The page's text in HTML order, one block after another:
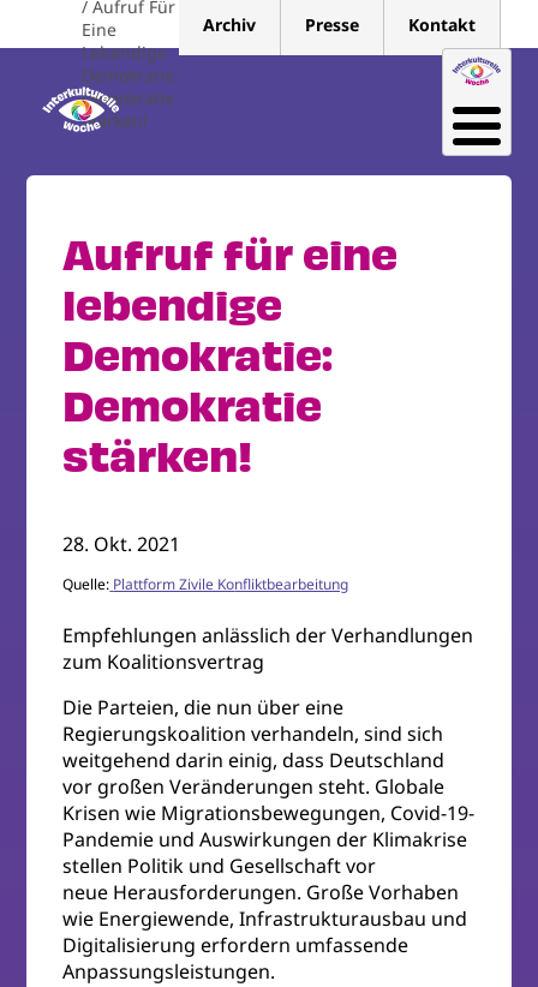
Aufruf Für
Eine
Lebendige
Demokratie:
Demokratie
Stärken!
Archiv Presse Kontakt
Aufruf für eine
lebendige
Demokratie:
Demokratie
stärken!
28. Okt. 2021
Quelle: Plattform Zivile Konfliktbearbeitung
Empfehlungen anlässlich der Verhandlungen
zum Koalitionsvertrag
Die Parteien, die nun über eine
Regierungskoalition verhandeln, sind sich
weitgehend darin einig, dass Deutschland
vor großen Veränderungen steht. Globale
Krisen wie Migrationsbewegungen, Covid-19-
Pandemie und Auswirkungen der Klimakrise
stellen Politik und Gesellschaft vor
neue Herausforderungen. Große Vorhaben
wie Energiewende, Infrastrukturausbau und
Digitalisierung erfordern umfassende
Anpassungsleistungen.